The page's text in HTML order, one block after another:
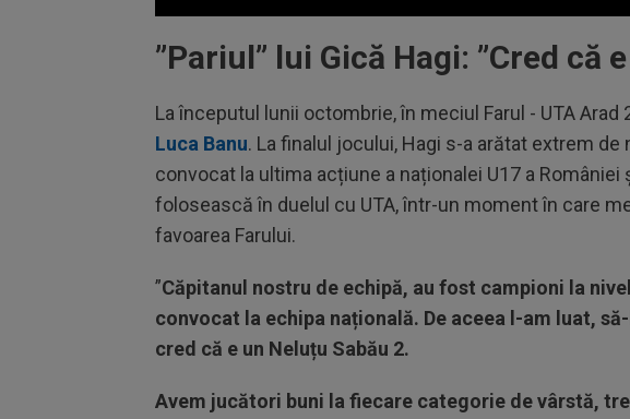
90%
”Pariul” lui Gică Hagi: ”Cred că
La începutul lunii octombrie, în meciul Farul - UTA Arad
Luca Banu. La finalul jocului, Hagi s-a arătat extrem
convocat la ultima acțiune a naționalei U17 a
folosească în duelul cu UTA, într-un moment în care
favoarea Farului.
”Căpitanul nostru de echipă, au fost campioni la
convocat la echipa națională. De aceea l-am luat,
cred că e un Neluțu Sabău 2.
Avem jucători buni la fiecare categorie de vârstă,